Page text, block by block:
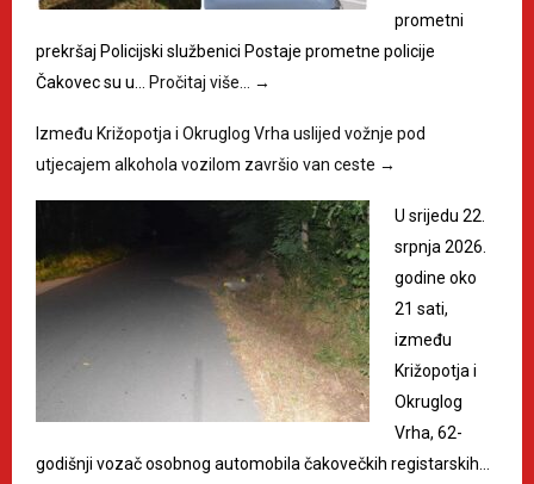
prometni
prekršaj Policijski službenici Postaje prometne policije
Čakovec su u… Pročitaj više… →
Između Križopotja i Okruglog Vrha uslijed vožnje pod
utjecajem alkohola vozilom završio van ceste →
U srijedu 22.
srpnja 2026.
godine oko
21 sati,
između
Križopotja i
Okruglog
Vrha, 62-
godišnji vozač osobnog automobila čakovečkih registarskih…